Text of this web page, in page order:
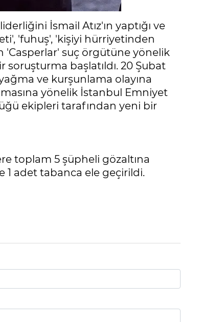
İsmail Atız'ın yaptığı ve
'fuhuş', 'kişiyi hürriyetinden
'Casperlar' suç örgütüne yönelik
soruşturma başlatıldı. 20 Şubat
ve kurşunlama olayına
yönelik İstanbul Emniyet
ekipleri tarafından yeni bir
toplam 5 şüpheli gözaltına
1 adet tabanca ele geçirildi.